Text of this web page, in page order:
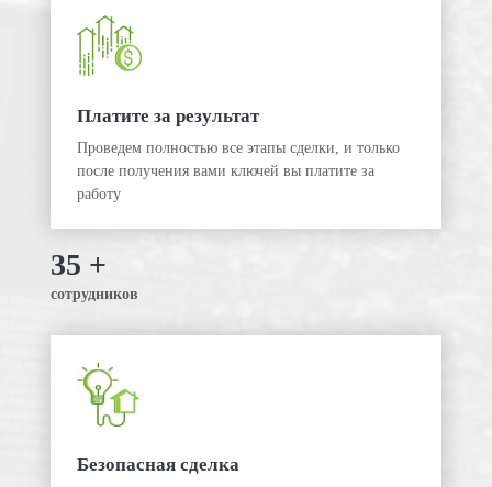
Платите за результат
Проведем полностью все этапы сделки, и только
после получения вами ключей вы платите за
работу
35 +
сотрудников
Безопасная сделка